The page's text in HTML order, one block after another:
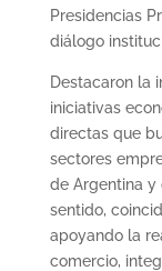
Presidencias
diálogo
Destacaron la
iniciativas
directas que
sectores
de Argentina y
sentido,
apoyando la
comercio,